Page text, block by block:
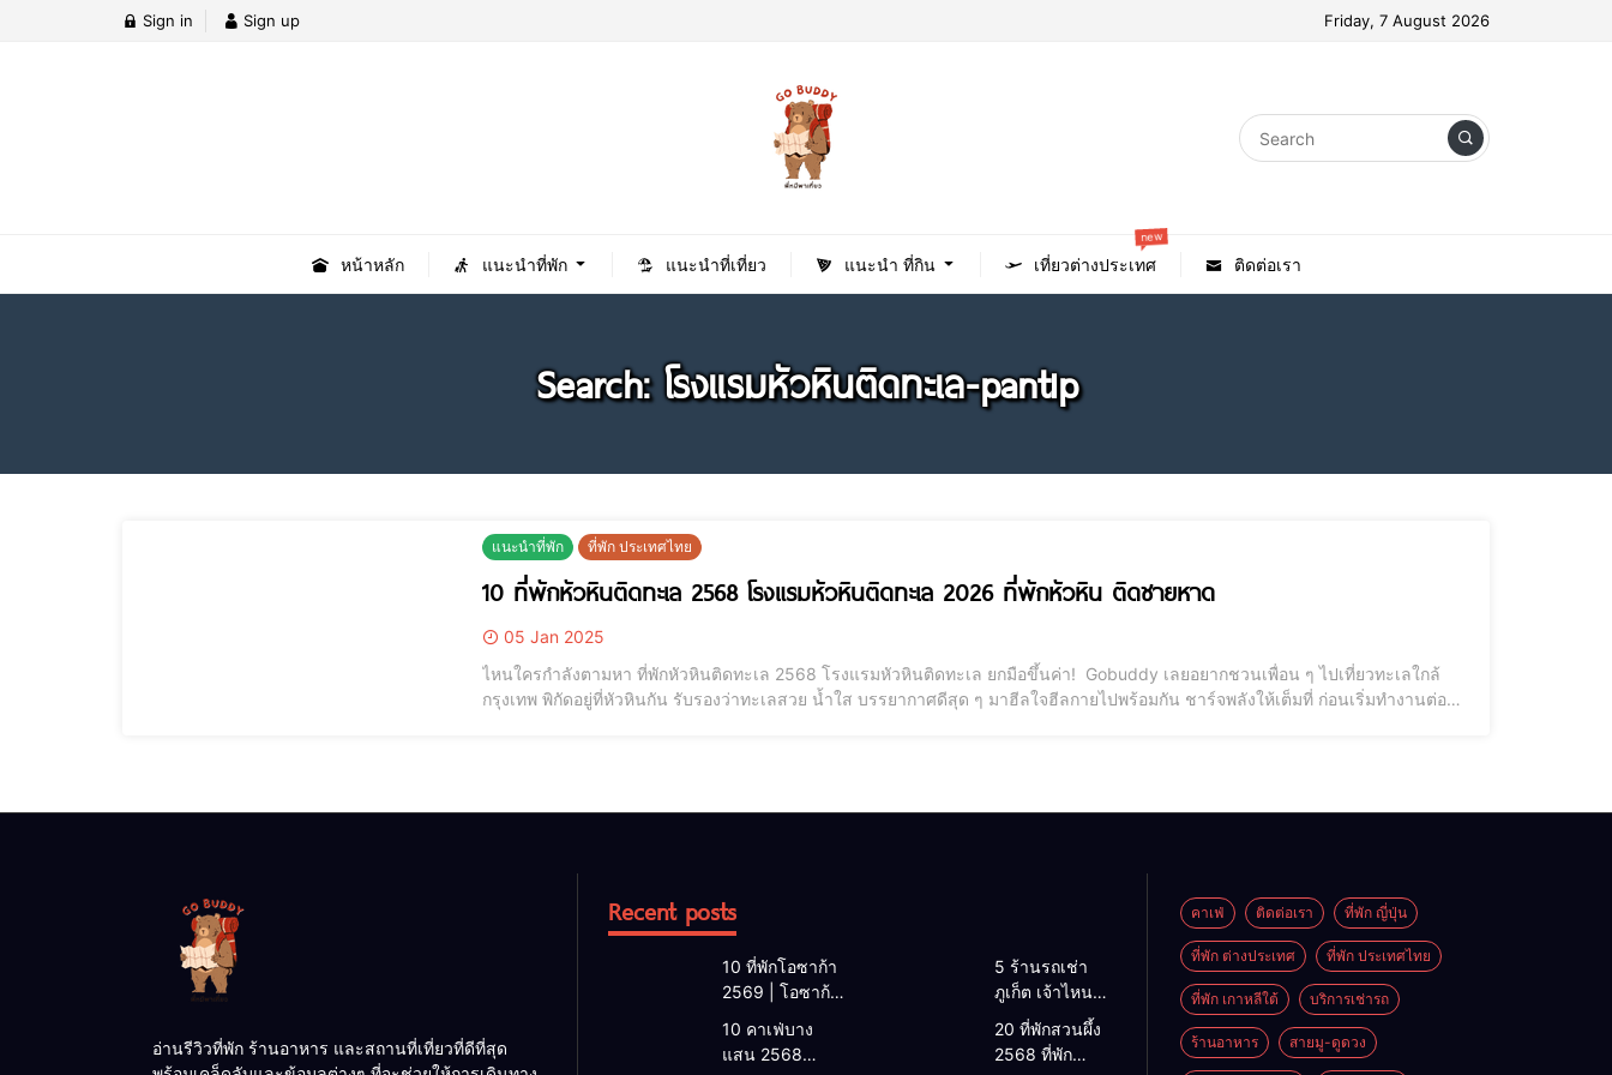
Sign in Sign up Friday, 7 August 2026
หน้าหลัก แนะนำที่พัก แนะนำที่เที่ยว แนะนำ ที่กิน เที่ยวต่างประเทศ
new
ติดต่อเรา
Search: โรงแรมหัวหินติดทะเล-pantip
แนะนำที่พัก ที่พัก ประเทศไทย
10 ที่พักหัวหินติดทะเล 2568 โรงแรมหัวหินติดทะเล 2026 ที่พักหัวหิน ติดชายหาด
05 Jan 2025
ไหนใครกำลังตามหา ที่พักหัวหินติดทะเล 2568 โรงแรมหัวหินติดทะเล ยกมือขึ้นค่า! Gobuddy เลยอยากชวนเพื่อน ๆ ไปเที่ยวทะเลใกล้
กรุงเทพ พิกัดอยู่ที่หัวหินกัน รับรองว่าทะเลสวย น้ำใส บรรยากาศดีสุด ๆ มาฮีลใจฮีลกายไปพร้อมกัน ชาร์จพลังให้เต็มที่ ก่อนเริ่มทำงานต่อ
อ่านรีวิวที่พัก ร้านอาหาร และสถานที่เที่ยวที่ดีที่สุด
Recent posts
10 ที่พักโอซาก้า
2569 | โอซาก้า
โรงแรมโอซาก้า
ใกล้สถานีรถไฟ
5 ร้านรถเช่า
ภูเก็ต เจ้าไหนดี
2026 | แนะนำ
เช่ารถภูเก็ต
2568 รับรถ
10 คาเฟ่บาง
แสน 2568
20 ที่พักสวนผึ้ง
2568 ที่พัก
คาเฟ่ ติดต่อเรา ที่พัก ญี่ปุ่น
ที่พัก ต่างประเทศ ที่พัก ประเทศไทย
ที่พัก เกาหลีใต้ บริการเช่ารถ
ร้านอาหาร สายมู-ดูดวง